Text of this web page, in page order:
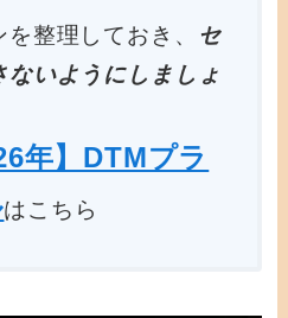
整理しておき、
セ
ないようにしましょ
年】DTMプラ
はこちら